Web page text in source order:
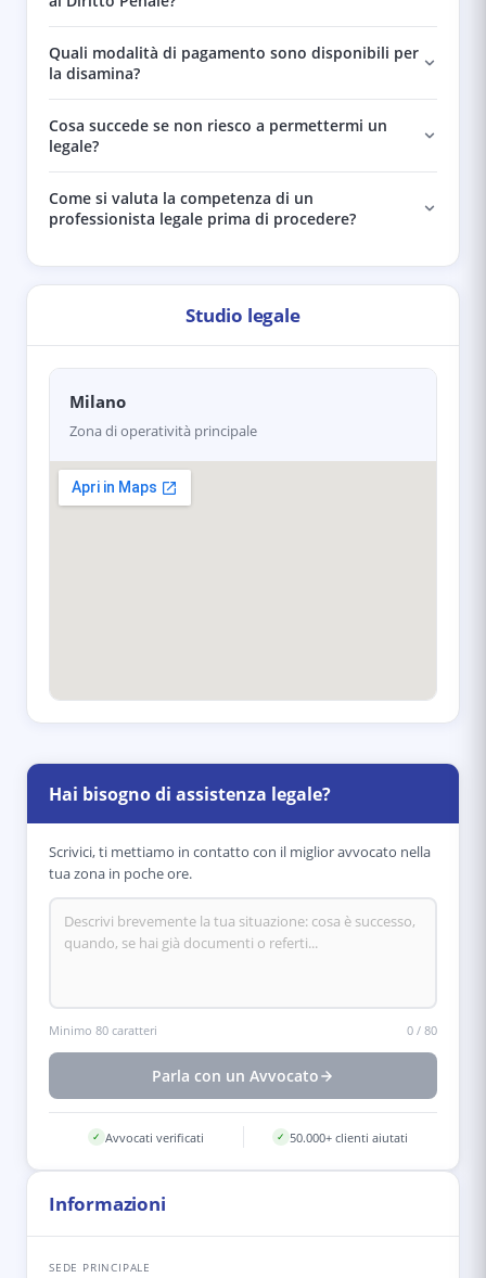
Quali modalità di pagamento sono disponibili per
la disamina?
Cosa succede se non riesco a permettermi un
legale?
Come si valuta la competenza di un
professionista legale prima di procedere?
Studio legale
Milano
Zona di operatività principale
Hai bisogno di assistenza legale?
Scrivici, ti mettiamo in contatto con il miglior avvocato nella
tua zona in poche ore.
Minimo 80 caratteri 0 / 80
Parla con un Avvocato
✓ Avvocati verificati ✓ 50.000+ clienti aiutati
Informazioni
SEDE PRINCIPALE